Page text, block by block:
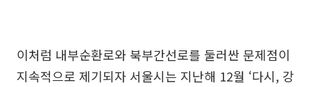
이처럼 내부순환로와 북부간선로를 둘러싼 문제점이
지속적으로 제기되자 서울시는 지난해 12월 ‘다시, 강